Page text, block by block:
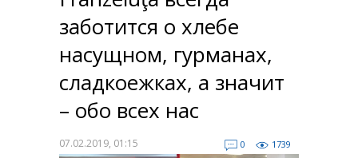
заботится о хлебе
насущном, гурманах,
сладкоежках, а значит
– обо всех нас
07.02.2019, 01:15 0 1739